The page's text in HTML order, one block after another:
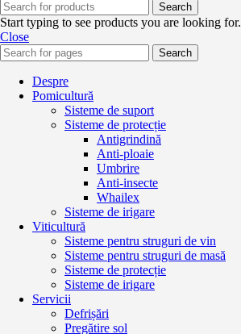
Search
Start typing to see products you are looking for.
Close
Search
Despre
Pomicultură
Sisteme de suport
Sisteme de protecție
Antigrindină
Anti-ploaie
Umbrire
Anti-insecte
Whailex
Sisteme de irigare
Viticultură
Sisteme pentru struguri de vin
Sisteme pentru struguri de masă
Sisteme de protecție
Sisteme de irigare
Servicii
Defrișări
Pregătire sol